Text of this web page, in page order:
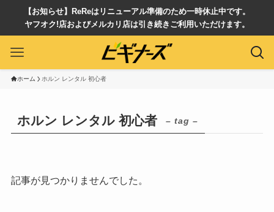
【お知らせ】ReReはリニューアル準備のため一時休止中です。
ヤフオク!店およびメルカリ店は引き続きご利用いただけます。
ホーム ホルン レンタル 初心者
ホルン レンタル 初心者 – tag –
記事が見つかりませんでした。